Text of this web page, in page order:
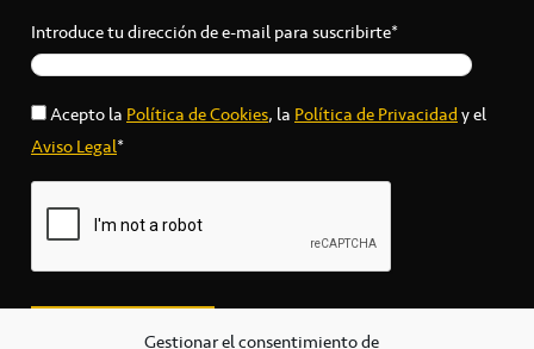
Gestionar el consentimiento de
Introduce tu dirección de e-mail para suscribirte*
Acepto laPolítica de Cookies, laPolítica de Privacidady el
Aviso Legal*